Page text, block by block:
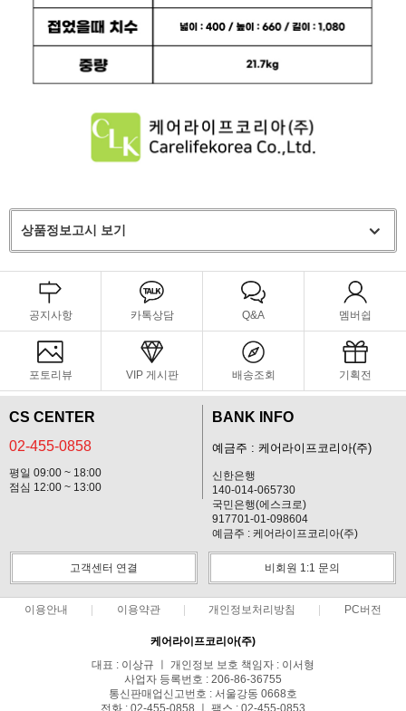
상품정보고시 보기
공지사항 카톡상담 Q&A 멤버쉽
포토리뷰 VIP 게시판 배송조회 기획전
CS CENTER
02-455-0858
평일 09:00 ~ 18:00
점심 12:00 ~ 13:00
BANK INFO
예금주 : 케어라이프코리아(주)
신한은행
140-014-065730
국민은행(에스크로)
917701-01-098604
예금주 : 케어라이프코리아(주)
고객센터 연결 비회원 1:1 문의
이용안내 이용약관 개인정보처리방침 PC버전
케어라이프코리아(주)
대표 : 이상규 ㅣ 개인정보 보호 책임자 : 이서형
사업자 등록번호 : 206-86-36755
통신판매업신고번호 : 서울강동 0668호